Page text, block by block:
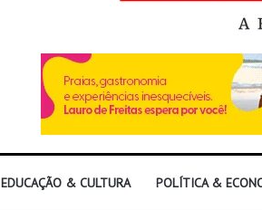
EDUCAÇÃO & CULTURA POLÍTICA &